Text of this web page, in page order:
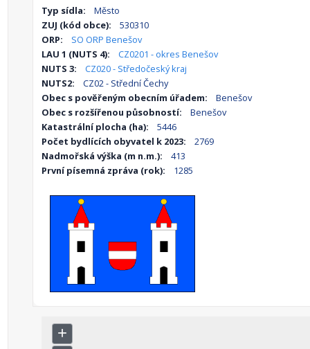
Typ sídla:
Město
ZUJ (kód obce):
530310
ORP:
SO ORP Benešov
LAU 1 (NUTS 4):
CZ0201 - okres Benešov
NUTS 3:
CZ020 - Středočeský kraj
NUTS2:
CZ02 - Střední Čechy
Obec s pověřeným obecním úřadem:
Benešov
Obec s rozšířenou působností:
Benešov
Katastrální plocha (ha):
5446
Počet bydlících obyvatel k 2023:
2769
Nadmořská výška (m n.m.):
413
První písemná zpráva (rok):
1285